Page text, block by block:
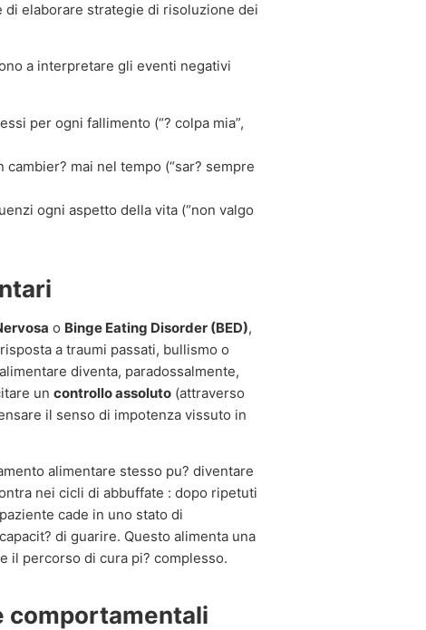
di elaborare strategie di risoluzione dei
a interpretare gli eventi negativi
per ogni fallimento (“? colpa mia”,
mai nel tempo (“sar? sempre
ogni aspetto della vita (“non valgo
o Binge Eating Disorder (BED),
a traumi passati, bullismo o
diventa, paradossalmente,
un controllo assoluto (attraverso
il senso di impotenza vissuto in
alimentare stesso pu? diventare
nei cicli di abbuffate : dopo ripetuti
cade in uno stato di
di guarire. Questo alimenta una
il percorso di cura pi? complesso.
comportamentali